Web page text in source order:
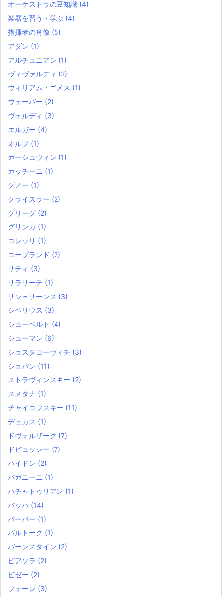
オーケストラの豆知識 (4)
楽器を習う・学ぶ (4)
指揮者の肖像 (5)
アダン (1)
アルチュニアン (1)
ヴィヴァルディ (2)
ウィリアム・ゴメス (1)
ウェーバー (2)
ヴェルディ (3)
エルガー (4)
オルフ (1)
ガーシュウィン (1)
カッチーニ (1)
グノー (1)
クライスラー (2)
グリーグ (2)
グリンカ (1)
コレッリ (1)
コープランド (2)
サティ (3)
サラサーテ (1)
サン＝サーンス (3)
シベリウス (3)
シューベルト (4)
シューマン (6)
ショスタコーヴィチ (3)
ショパン (11)
ストラヴィンスキー (2)
スメタナ (1)
チャイコフスキー (11)
デュカス (1)
ドヴォルザーク (7)
ドビュッシー (7)
ハイドン (2)
パガニーニ (1)
ハチャトゥリアン (1)
バッハ (14)
バーバー (1)
バルトーク (1)
バーンスタイン (2)
ピアソラ (2)
ビゼー (2)
フォーレ (3)